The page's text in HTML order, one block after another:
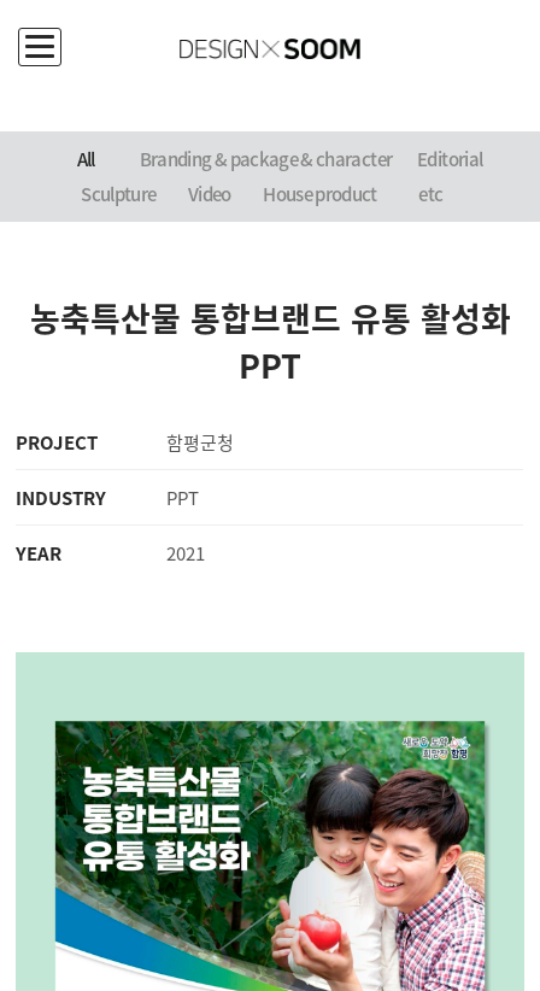
PORTFOLIO
All Branding& package & character
Editorial
Sculpture
Video House product etc
농축특산물 통합브랜드 유통 활성화
PPT
PROJECT 함평군청
INDUSTRY PPT
YEAR 2021